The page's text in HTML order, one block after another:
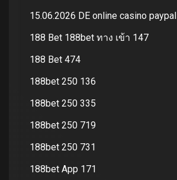
15.06.2026 DE online casino paypal
188 Bet 188bet ทาง เข้า 147
188 Bet 474
188bet 250 136
188bet 250 335
188bet 250 719
188bet 250 731
188bet App 171